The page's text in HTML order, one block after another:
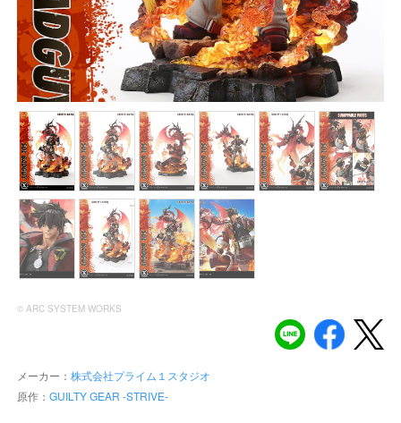
© ARC SYSTEM WORKS
メーカー： 株式会社プライム１スタジオ
原作： GUILTY GEAR -STRIVE-